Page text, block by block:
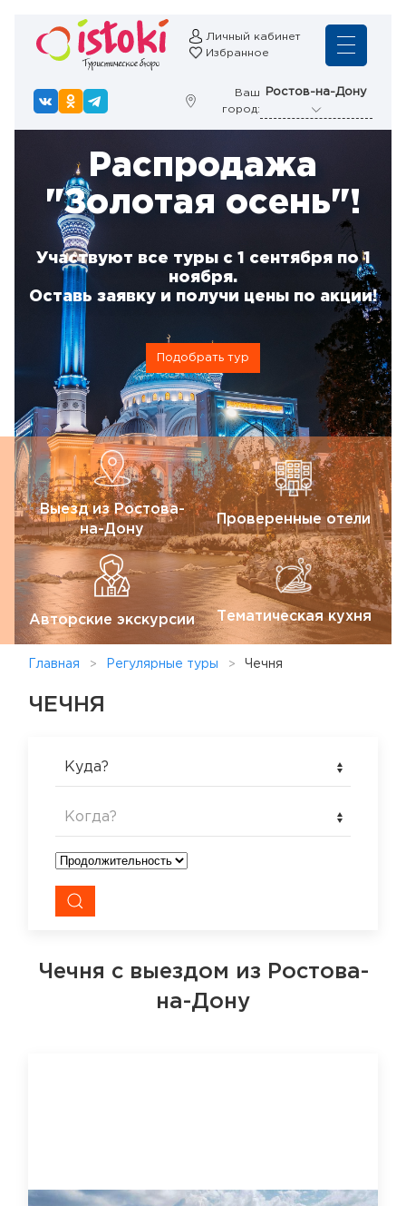
Личный кабинет
Избранное
Ваш
город:
Распродажа
"Золотая осень"!
Участвуют все туры с 1 сентября по 1
ноября.
Оставь заявку и получи цены по акции!
Подобрать тур
Выезд из Ростова-
на-Дону
Проверенные отели
Авторские экскурсии Тематическая кухня
Главная Регулярные туры Чечня
ЧЕЧНЯ
Куда?
Когда?
Чечня с выездом из Ростова-
на-Дону